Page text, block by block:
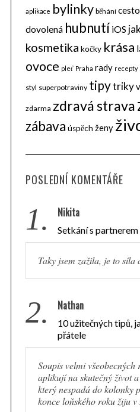
aplikace bylinky běhání
dovolená hubnutí iOS
kosmetika kočky krása
ovoce pleť Praha rady recepty
styl superpotraviny tipytriky
zdarma zdravá strava
zábava úspěch ženy
POSLEDNÍ KOMENTÁŘE
1. Nikita
Setkání s partnerem
Taky jsem zažila, je to síla
2. Nathan
10 užitečných tipů,
přátele
Soupis velmi všeobecných
aplikují na skutečný život
který nespadá do kolonky
konce loňského roku žiju
S
e
a
r